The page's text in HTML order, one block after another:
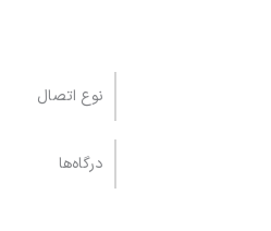
نوع اتصال
درگاه‌ها